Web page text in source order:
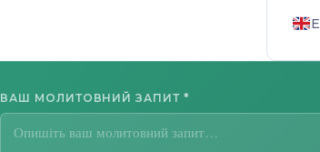
ВАШ МОЛИТОВНИЙ ЗАПИТ *